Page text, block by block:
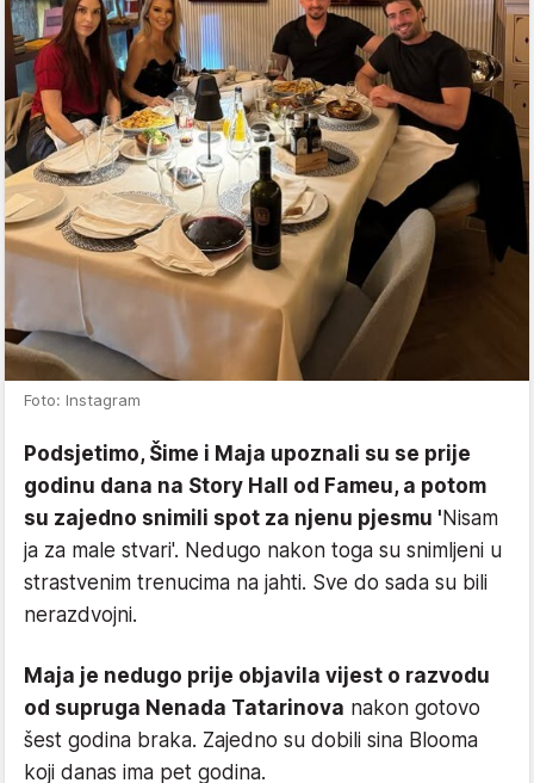
Foto: Instagram
Podsjetimo, Šime i Maja upoznali su se prije
godinu dana na Story Hall od Fameu, a potom
su zajedno snimili spot za njenu pjesmu 'Nisam
ja za male stvari'. Nedugo nakon toga su snimljeni u
strastvenim trenucima na jahti. Sve do sada su bili
nerazdvojni.
Maja je nedugo prije objavila vijest o razvodu
od supruga Nenada Tatarinova nakon gotovo
šest godina braka. Zajedno su dobili sina Blooma
koji danas ima pet godina.